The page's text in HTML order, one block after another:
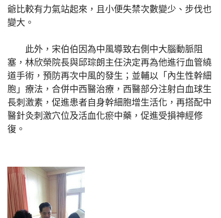
爺比較有力氣站起來，且小便失禁次數變少、步伐也
變大。
此外，宋伯伯因為中風導致右側中大腦動脈阻
塞，林欣榮院長與邱琮朗主任決定再為他進行血管繞
道手術，預防再次中風的發生；並輔以「內生性幹細
胞」療法，合併中西醫治療，西醫部分注射白血球生
長刺激素，促進患者自身幹細胞增生活化，再搭配中
醫針灸刺激穴位及活血化瘀中藥，促進受損神經修
復。